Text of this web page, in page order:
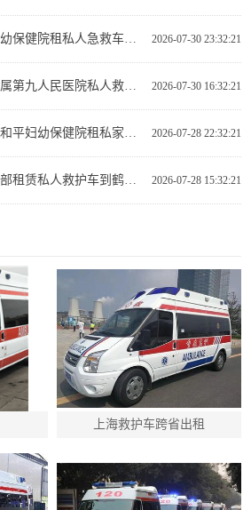
2026-07-30 23:32:21
2026-07-30 16:32:21
2026-07-28 22:32:21
2026-07-28 15:32:21
上海救护车跨省出租